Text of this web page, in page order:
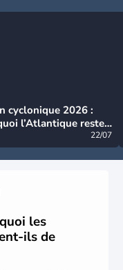
cyclonique 2026 :
l’Atlantique reste
22/07
les
ils de